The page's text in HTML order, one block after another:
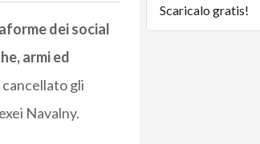
dei social
armi ed
cancellato gli
Navalny.
Scaricalo gratis!